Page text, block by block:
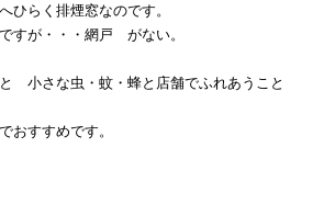
ひらく排煙窓なのです。
すが・・・網戸 がない。
小さな虫・蚊・蜂と店舗でふれあうこと
おすすめです。